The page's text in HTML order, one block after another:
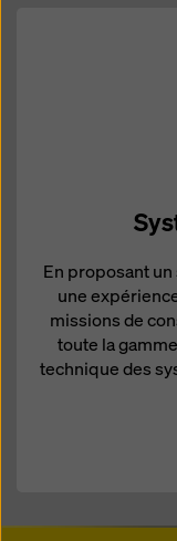
En proposant
une
missions de
toute la
technique des